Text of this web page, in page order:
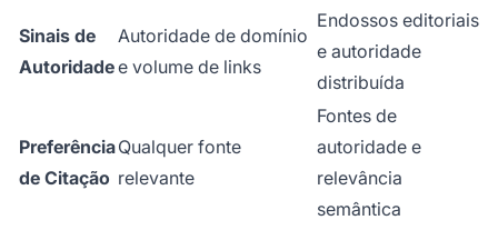
Sinais de
Autoridade
Autoridade de domínio
e volume de links
Endossos editoriais
e autoridade
distribuída
Preferência
de Citação
Qualquer fonte
relevante
Fontes de
autoridade e
relevância
semântica